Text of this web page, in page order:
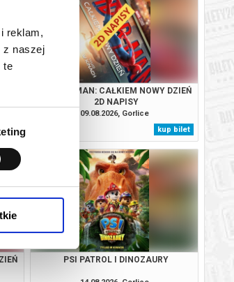
reklam,
z naszej
te
SPIDER-MAN: CAŁKIEM NOWY DZIEŃ
2D NAPISY
09.08.2026, Gorlice
kup bilet
PSI PATROL I DINOZAURY